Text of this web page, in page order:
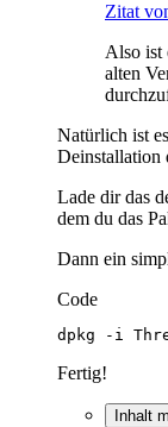
Zitat
Also ist
alten
Natürlich ist
Deinstallation
Lade dir das
dem du das
Dann ein
Code
dpkg -i
Fertig!
Inhalt